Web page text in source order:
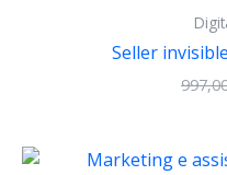
Seller